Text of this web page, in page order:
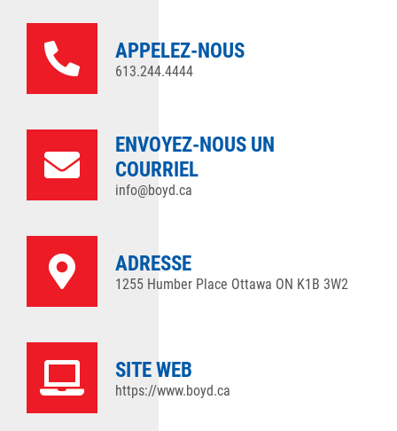
APPELEZ-NOUS
613.244.4444
ENVOYEZ-NOUS UN
COURRIEL
info@boyd.ca
ADRESSE
1255 Humber Place Ottawa ON K1B 3W2
SITE WEB
https://www.boyd.ca